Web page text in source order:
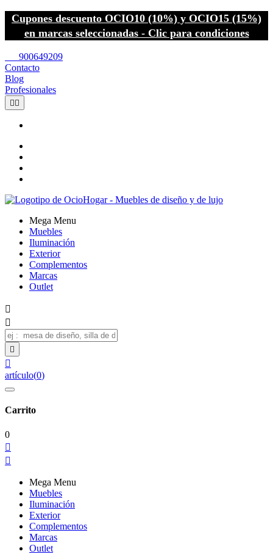
Cupones descuento OCIO10 (10%) y OCIO15 (15%)
en marcas seleccionadas - Clic para condiciones
900649209
Contacto
Blog
Profesionales
 
Mega Menu
Muebles
Iluminación
Exterior
Complementos
Marcas
Outlet




artículo(0)
Carrito
0


Mega Menu
Muebles
Iluminación
Exterior
Complementos
Marcas
Outlet